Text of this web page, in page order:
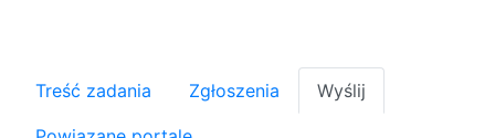
Treść zadania Zgłoszenia Wyślij